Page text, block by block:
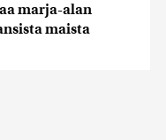
marja-alan
maista